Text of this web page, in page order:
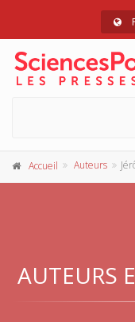
Accueil Auteurs
AUTEURS